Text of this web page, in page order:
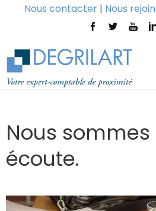
Nous contacter| Nous
Nous
écoute.